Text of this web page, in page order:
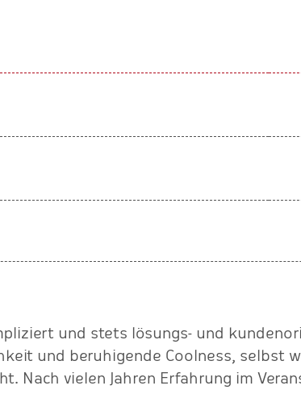
und stets lösungs- und
und beruhigende Coolness, selbst
Nach vielen Jahren Erfahrung im